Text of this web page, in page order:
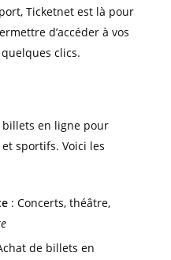
Ticketnet est là pour
d’accéder à vos
clics.
billets en ligne pour
sportifs. Voici les
: Concerts, théâtre,
de billets en